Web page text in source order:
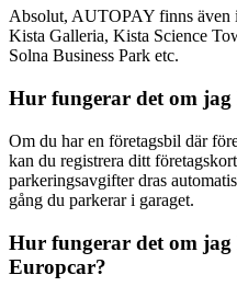
Absolut, AUTOPAY finns även
Kista Galleria, Kista Science
Solna Business Park etc.
Hur fungerar det om jag
Om du har en företagsbil där
kan du registrera ditt
parkeringsavgifter dras
gång du parkerar i garaget.
Hur fungerar det om jag
Europcar?